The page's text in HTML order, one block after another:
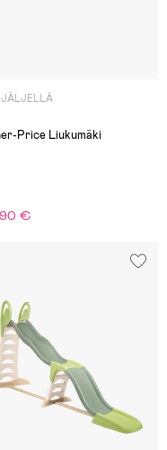
JÄLJELLÄ
Price Liukumäki
€